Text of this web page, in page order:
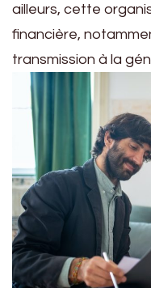
ailleurs, cette
financière,
transmission à la